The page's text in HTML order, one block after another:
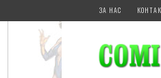
to
ЗА НАС